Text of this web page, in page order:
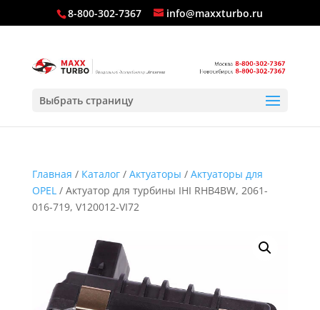
8-800-302-7367 info@maxxturbo.ru
Выбрать страницу
Главная / Каталог/ Актуаторы / Актуаторы для
OPEL/ Актуатор для турбины IHI RHB4BW, 2061-
016-719, V120012-VI72